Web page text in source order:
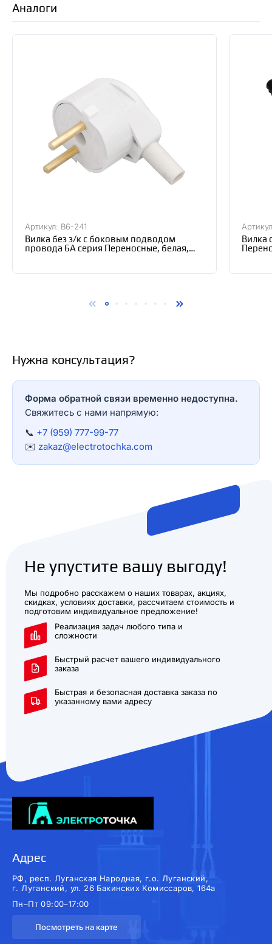
Аналоги
Артикул: В6-241
Вилка без з/к с боковым подводом
провода 6А серия Переносные, белая,
Вилка
Нужна консультация?
Форма обратной связи временно недоступна.
Свяжитесь с нами напрямую:
📞 +7 (959) 777-99-77
✉️ zakaz@electrotochka.com
Не упустите вашу выгоду!
Мы подробно расскажем о наших товарах, акциях,
скидках, условиях доставки, рассчитаем стоимость и
подготовим индивидуальное предложение!
Реализация задач любого типа и
сложности
Быстрый расчет вашего индивидуального
заказа
Быстрая и безопасная доставка заказа по
указанному вами адресу
Адрес
РФ, респ. Луганская Народная, г.о. Луганский,
г. Луганский, ул. 26 Бакинских Комиссаров, 164а
Пн–Пт 09:00–17:00
Посмотреть на карте